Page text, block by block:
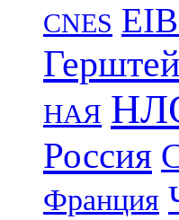
CNES
НАЯ
Россия
Франция